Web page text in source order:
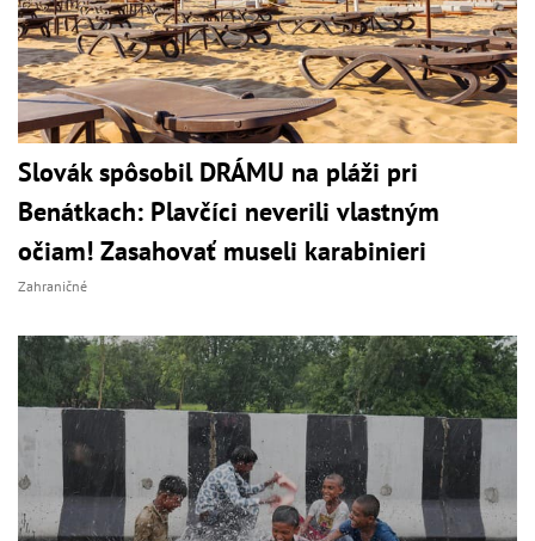
Slovák spôsobil DRÁMU na pláži pri
Benátkach: Plavčíci neverili vlastným
očiam! Zasahovať museli karabinieri
Zahraničné